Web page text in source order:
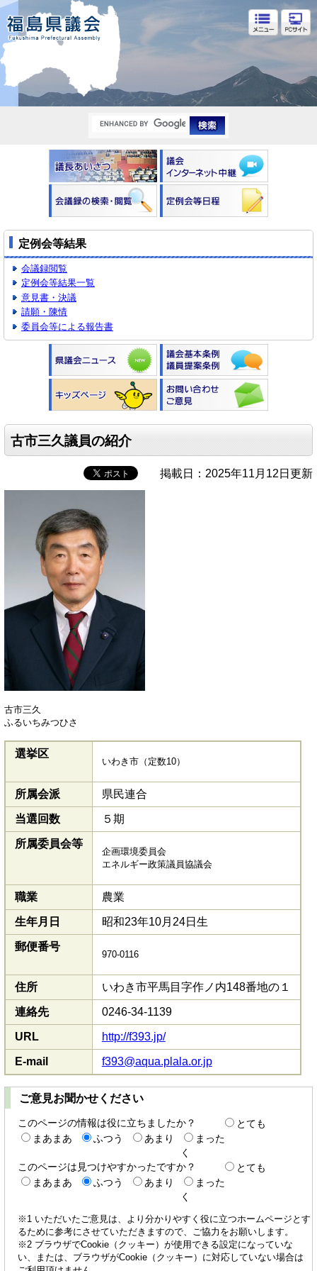
福島県議会
定例会等結果
会議録閲覧
定例会等結果一覧
意見書・決議
請願・陳情
委員会等による報告書
古市三久議員の紹介
掲載日：2025年11月12日更新
古市三久
ふるいちみつひさ
選挙区
いわき市（定数10）
所属会派 県民連合
当選回数 ５期
所属委員会等
企画環境委員会
エネルギー政策議員協議会
職業 農業
生年月日 昭和23年10月24日生
郵便番号
970-0116
住所 いわき市平馬目字作ノ内148番地の１
連絡先 0246-34-1139
URL http://f393.jp/
E-mail f393@aqua.plala.or.jp
ご意見お聞かせください
このページの情報は役に立ちましたか？
とても
まあまあ
ふつう あまり
まった
く
このページは見つけやすかったですか？
とても
まあまあ
ふつう あまり
まった
く
※1 いただいたご意見は、より分かりやすく役に立つホームページとす
るために参考にさせていただきますので、ご協力をお願いします。
※2 ブラウザでCookie（クッキー）が使用できる設定になっていな
い、または、ブラウザがCookie（クッキー）に対応していない場合は